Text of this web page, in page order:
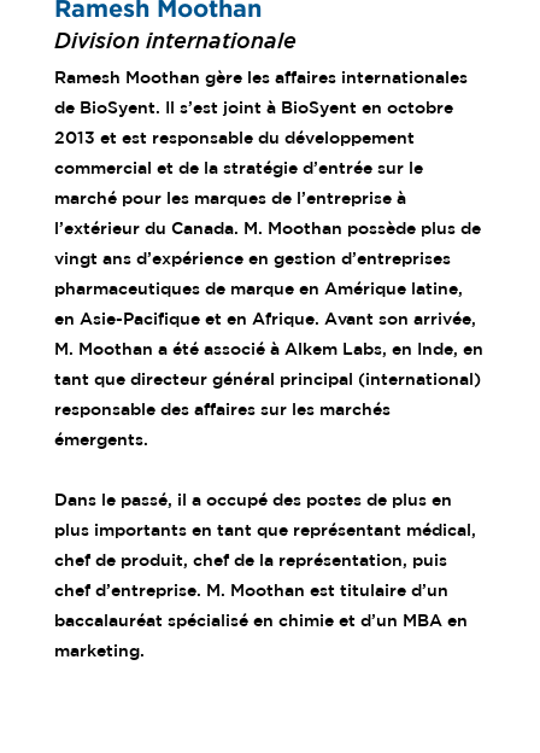
Ramesh Moothan
Division internationale
Ramesh Moothan gère les affaires internationales
de BioSyent. Il s’est joint à BioSyent en octobre
2013 et est responsable du développement
commercial et de la stratégie d’entrée sur le
marché pour les marques de l’entreprise à
l’extérieur du Canada. M. Moothan possède plus de
vingt ans d’expérience en gestion d’entreprises
pharmaceutiques de marque en Amérique latine,
en Asie-Pacifique et en Afrique. Avant son arrivée,
M. Moothan a été associé à Alkem Labs, en Inde, en
tant que directeur général principal (international)
responsable des affaires sur les marchés
émergents.
Dans le passé, il a occupé des postes de plus en
plus importants en tant que représentant médical,
chef de produit, chef de la représentation, puis
chef d’entreprise. M. Moothan est titulaire d’un
baccalauréat spécialisé en chimie et d’un MBA en
marketing.